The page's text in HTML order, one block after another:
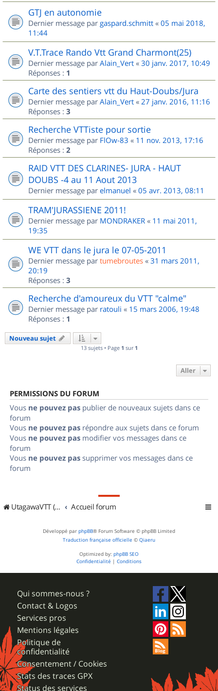
GTJ en autonomie
Dernier message par gaspard.schmitt « 05 mai 2018,
11:44
V.T.Trace Rando Vtt Grand Charmont(25)
Dernier message par Alain_Vert « 30 janv. 2017, 10:49
Réponses : 1
Carte des sentiers vtt du Haut-Doubs/Jura
Dernier message par Alain_Vert « 27 janv. 2016, 11:16
Réponses : 3
Recherche VTTiste pour sortie
Dernier message par FlOw-83 « 11 nov. 2013, 17:16
Réponses : 2
RAID VTT DES CLARINES- JURA - HAUT
DOUBS -4 au 11 Aout 2013
Dernier message par elmanuel « 05 avr. 2013, 08:11
TRAM'JURASSIENE 2011!
Dernier message par MONDRAKER « 11 mai 2011,
19:35
WE VTT dans le jura le 07-05-2011
Dernier message par tumebroutes « 31 mars 2011,
20:19
Réponses : 3
Recherche d'amoureux du VTT "calme"
Dernier message par ratouli « 15 mars 2006, 19:48
Réponses : 1
Nouveau sujet
13 sujets • Page 1 sur 1
Aller
PERMISSIONS DU FORUM
Vous ne pouvez pas publier de nouveaux sujets dans ce
forum
Vous ne pouvez pas répondre aux sujets dans ce forum
Vous ne pouvez pas modifier vos messages dans ce
forum
Vous ne pouvez pas supprimer vos messages dans ce
forum
UtagawaVTT (Randos VTT et VTTAE avec traces GPS) Accueil forum
Développé par phpBB® Forum Software © phpBB Limited
Traduction française officielle © Qiaeru
Optimized by: phpBB SEO
Confidentialité | Conditions
Qui sommes-nous ?
Contact & Logos
Services pros
Mentions légales
Politique de
confidentialité
Consentement / Cookies
Stats des traces GPX
Status des services